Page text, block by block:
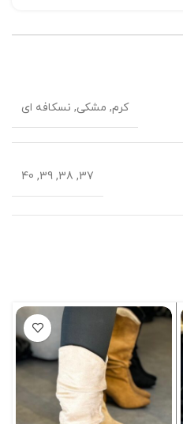
کرم, مشکی, نسکافه ای
37, 38, 39, 40